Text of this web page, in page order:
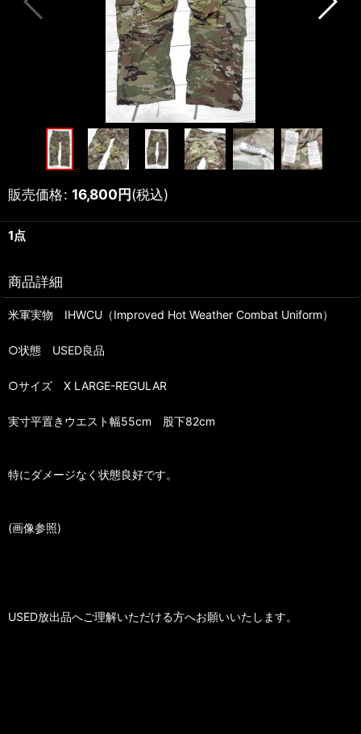
販売価格: 16,800円(税込)
1点
商品詳細
米軍実物 IHWCU（Improved Hot Weather Combat Uniform）
○状態 USED良品
○サイズ X LARGE-REGULAR
実寸平置きウエスト幅55cm 股下82cm
特にダメージなく状態良好です。
(画像参照)
USED放出品へご理解いただける方へお願いいたします。